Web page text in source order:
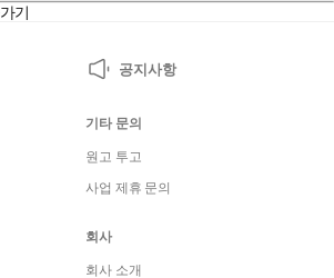
기
공지사항
기타 문의
원고 투고
사업 제휴 문의
회사
회사 소개